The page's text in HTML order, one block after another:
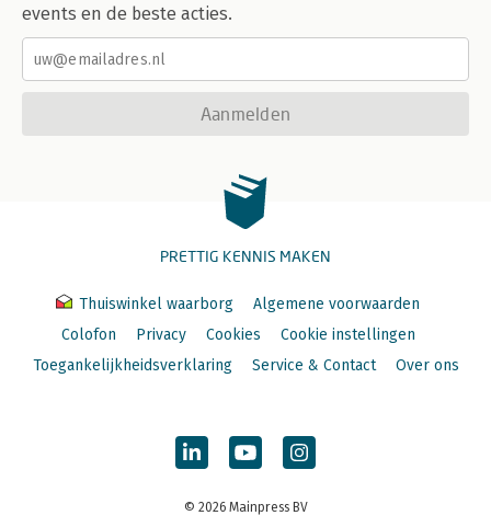
events en de beste acties.
Aanmelden
PRETTIG KENNIS MAKEN
Thuiswinkel waarborg
Algemene voorwaarden
Colofon
Privacy Cookies
Cookie instellingen
Toegankelijkheidsverklaring
Service & Contact Over ons
© 2026 Mainpress BV